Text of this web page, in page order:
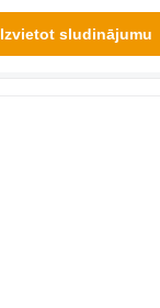
Izvietot sludinājumu